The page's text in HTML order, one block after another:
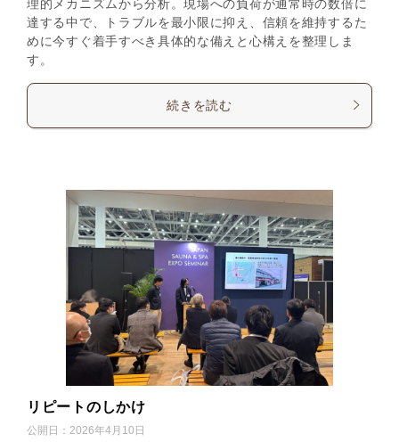
理的メカニズムから分析。現場への負荷が通常時の数倍に
達する中で、トラブルを最小限に抑え、信頼を維持するた
めに今すぐ着手すべき具体的な備えと心構えを整理しま
す。
続きを読む
リピートのしかけ
公開日： 2026年4月10日